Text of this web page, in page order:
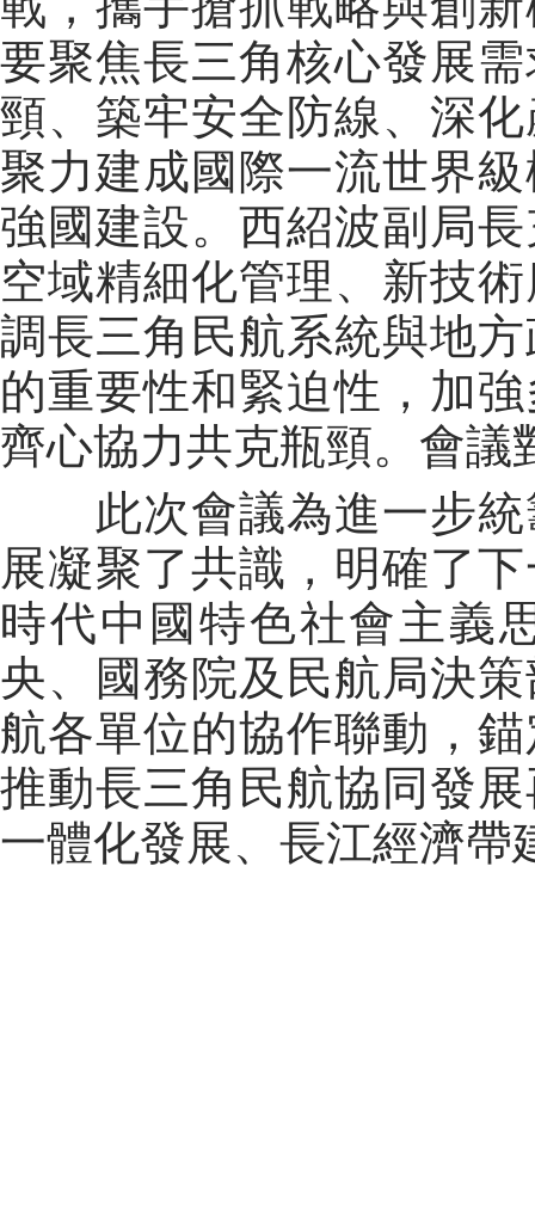
要聚焦長三角核心發展
頸、築牢安全防線、深
聚力建成國際一流世界
強國建設。西紹波副局
空域精細化管理、新技
調長三角民航系統與地
的重要性和緊迫性，加
齊心協力共克瓶頸。會議
此次會議為進一步統
展凝聚了共識，明確了
時代中國特色社會主義
央、國務院及民航局決
航各單位的協作聯動，
推動長三角民航協同發
一體化發展、長江經濟帶